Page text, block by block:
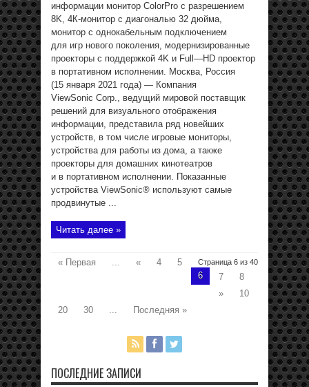
информации монитор ColorPro с разрешением
8K, 4К-монитор с диагональю 32 дюйма,
монитор с однокабельным подключением
для игр нового поколения, модернизированные
проекторы с поддержкой 4K и Full—HD проектор
в портативном исполнении. Москва, Россия
(15 января 2021 года) — Компания
ViewSonic Corp., ведущий мировой поставщик
решений для визуального отображения
информации, представила ряд новейших
устройств, в том числе игровые мониторы,
устройства для работы из дома, а также
проекторы для домашних кинотеатров
и в портативном исполнении. Показанные
устройства ViewSonic® используют самые
продвинутые ...
Читать далее »
Страница 6 из 40
« Первая ... « 4
5
6
7
8
»
10
20
30 ... Последняя »
ПОСЛЕДНИЕ ЗАПИСИ